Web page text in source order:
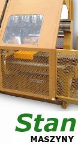
obrotowej - 865 /
noże główne
- regulacja
noży - tryb
-
cm - szerokość